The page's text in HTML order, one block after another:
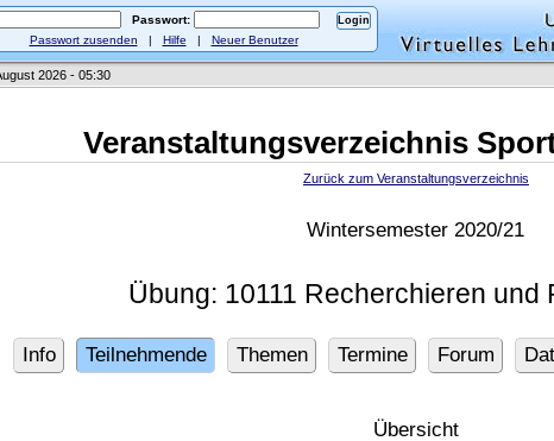
Passwort:
Passwort zusenden | Hilfe | Neuer Benutzer
2026 - 05:30
Veranstaltungsverzeichnis
Zurück zum Veranstaltungsverzeichnis
Wintersemester 2020/21
Übung: 10111 Recherchieren und
Info Teilnehmende Themen Termine Forum
Übersicht